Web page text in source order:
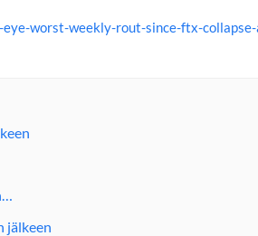
worst-weekly-rout-since-ftx-collapse-
jälkeen